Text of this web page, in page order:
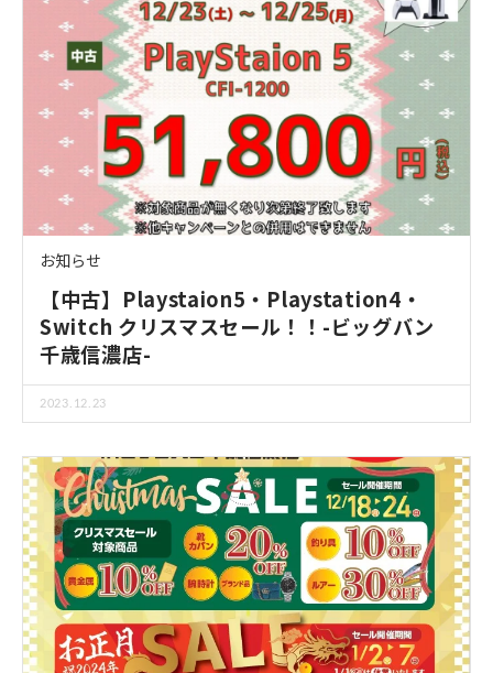
お知らせ
【中古】Playstaion5・Playstation4・
Switch クリスマスセール！！-ビッグバン
千歳信濃店-
2023.12.23